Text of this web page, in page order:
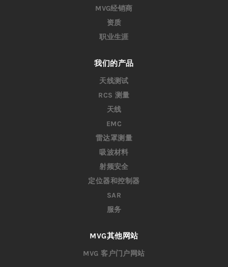
MVG经销商
资质
职业生涯
我们的产品
天线测试
RCS 测量
天线
EMC
雷达罩测量
吸波材料
射频安全
定位器和控制器
SAR
服务
MVG其他网站
MVG 客户门户网站